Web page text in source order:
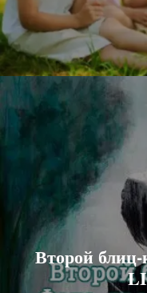
Второй